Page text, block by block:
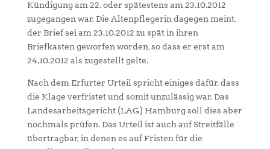
Kündigung am 22. oder spätestens am 23.10.2012
zugegangen war. Die Altenpflegerin dagegen meint,
der Brief sei am 23.10.2012 zu spät in ihren
Briefkasten geworfen worden, so dass er erst am
24.10.2012 als zugestellt gelte.
Nach dem Erfurter Urteil spricht einiges dafür, dass
die Klage verfristet und somit unzulässig war. Das
Landesarbeitsgericht (LAG) Hamburg soll dies aber
nochmals prüfen. Das Urteil ist auch auf Streitfälle
übertragbar, in denen es auf Fristen für die